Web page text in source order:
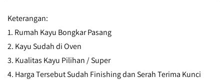
Keterangan:
1. Rumah Kayu Bongkar Pasang
2. Kayu Sudah di Oven
3. Kualitas Kayu Pilihan / Super
4. Harga Tersebut Sudah Finishing dan Serah Terima Kunci